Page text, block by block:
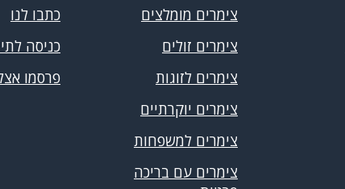
צימרים מומלצים
צימרים זולים
צימרים לזוגות
צימרים יוקרתיים
צימרים למשפחות
צימרים עם בריכה
כתבו לנו
כניסה
פרסמו